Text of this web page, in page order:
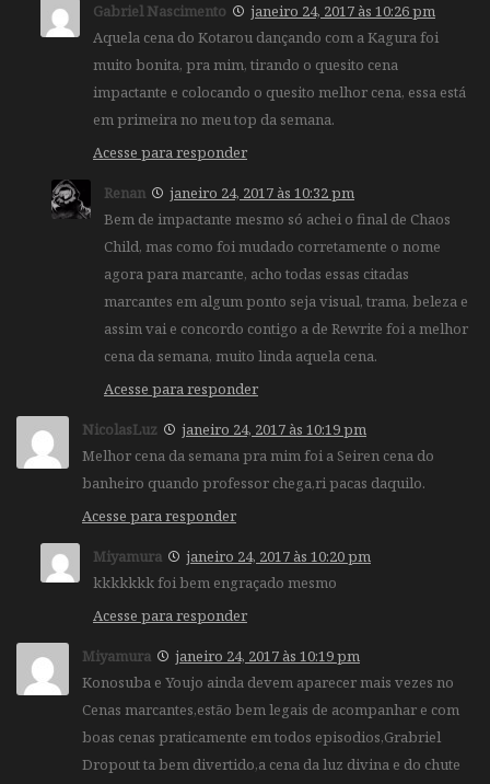
Gabriel Nascimento
janeiro 24, 2017 às 10:26 pm
Aquela cena do Kotarou dançando com a Kagura foi
muito bonita, pra mim, tirando o quesito cena
impactante e colocando o quesito melhor cena, essa está
em primeira no meu top da semana.
Acesse para responder
Renan
janeiro 24, 2017 às 10:32 pm
Bem de impactante mesmo só achei o final de Chaos
Child, mas como foi mudado corretamente o nome
agora para marcante, acho todas essas citadas
marcantes em algum ponto seja visual, trama, beleza e
assim vai e concordo contigo a de Rewrite foi a melhor
cena da semana, muito linda aquela cena.
Acesse para responder
NicolasLuz
janeiro 24, 2017 às 10:19 pm
Melhor cena da semana pra mim foi a Seiren cena do
banheiro quando professor chega,ri pacas daquilo.
Acesse para responder
Miyamura
janeiro 24, 2017 às 10:20 pm
kkkkkkk foi bem engraçado mesmo
Acesse para responder
Miyamura
janeiro 24, 2017 às 10:19 pm
Konosuba e Youjo ainda devem aparecer mais vezes no
Cenas marcantes,estão bem legais de acompanhar e com
boas cenas praticamente em todos episodios,Grabriel
Dropout ta bem divertido,a cena da luz divina e do chute